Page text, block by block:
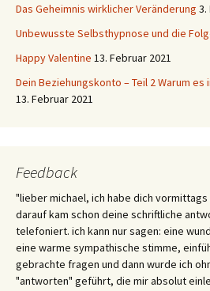
Das Geheimnis wirklicher Veränderung 3.
Unbewusste Selbsthypnose und die
Happy Valentine 13. Februar 2021
Dein Beziehungskonto – Teil 2 Warum
13. Februar 2021
Feedback
"lieber michael, ich habe dich
darauf kam schon deine schriftliche
telefoniert. ich kann nur sagen: eine
eine warme sympathische stimme,
gebrachte fragen und dann wurde ich
"antworten" geführt, die mir absolut